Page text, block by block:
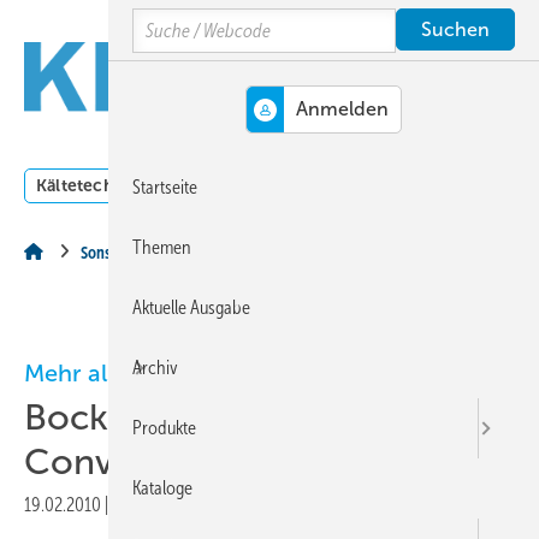
Hauptinhalt
Hauptmenü
SiteSearch
Kältetechnik Klimatechnik
Sonstiges Thema
Mehr als Verdichter
Bock auf der Mostra
Convegno 2010 in Mailand
19.02.2010 Druckvorschau
Search
Startseite
Themen
Aktuelle Ausgabe
Archiv
Produkte
Kataloge